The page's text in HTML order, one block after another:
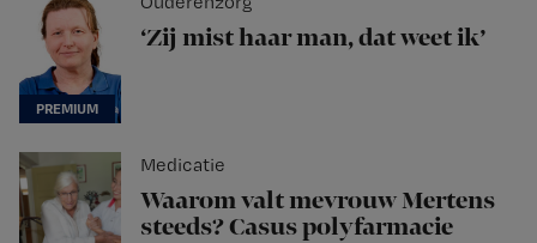
‘Zij mist haar man, dat weet ik’
Medicatie
Waarom valt mevrouw Mertens
steeds? Casus polyfarmacie